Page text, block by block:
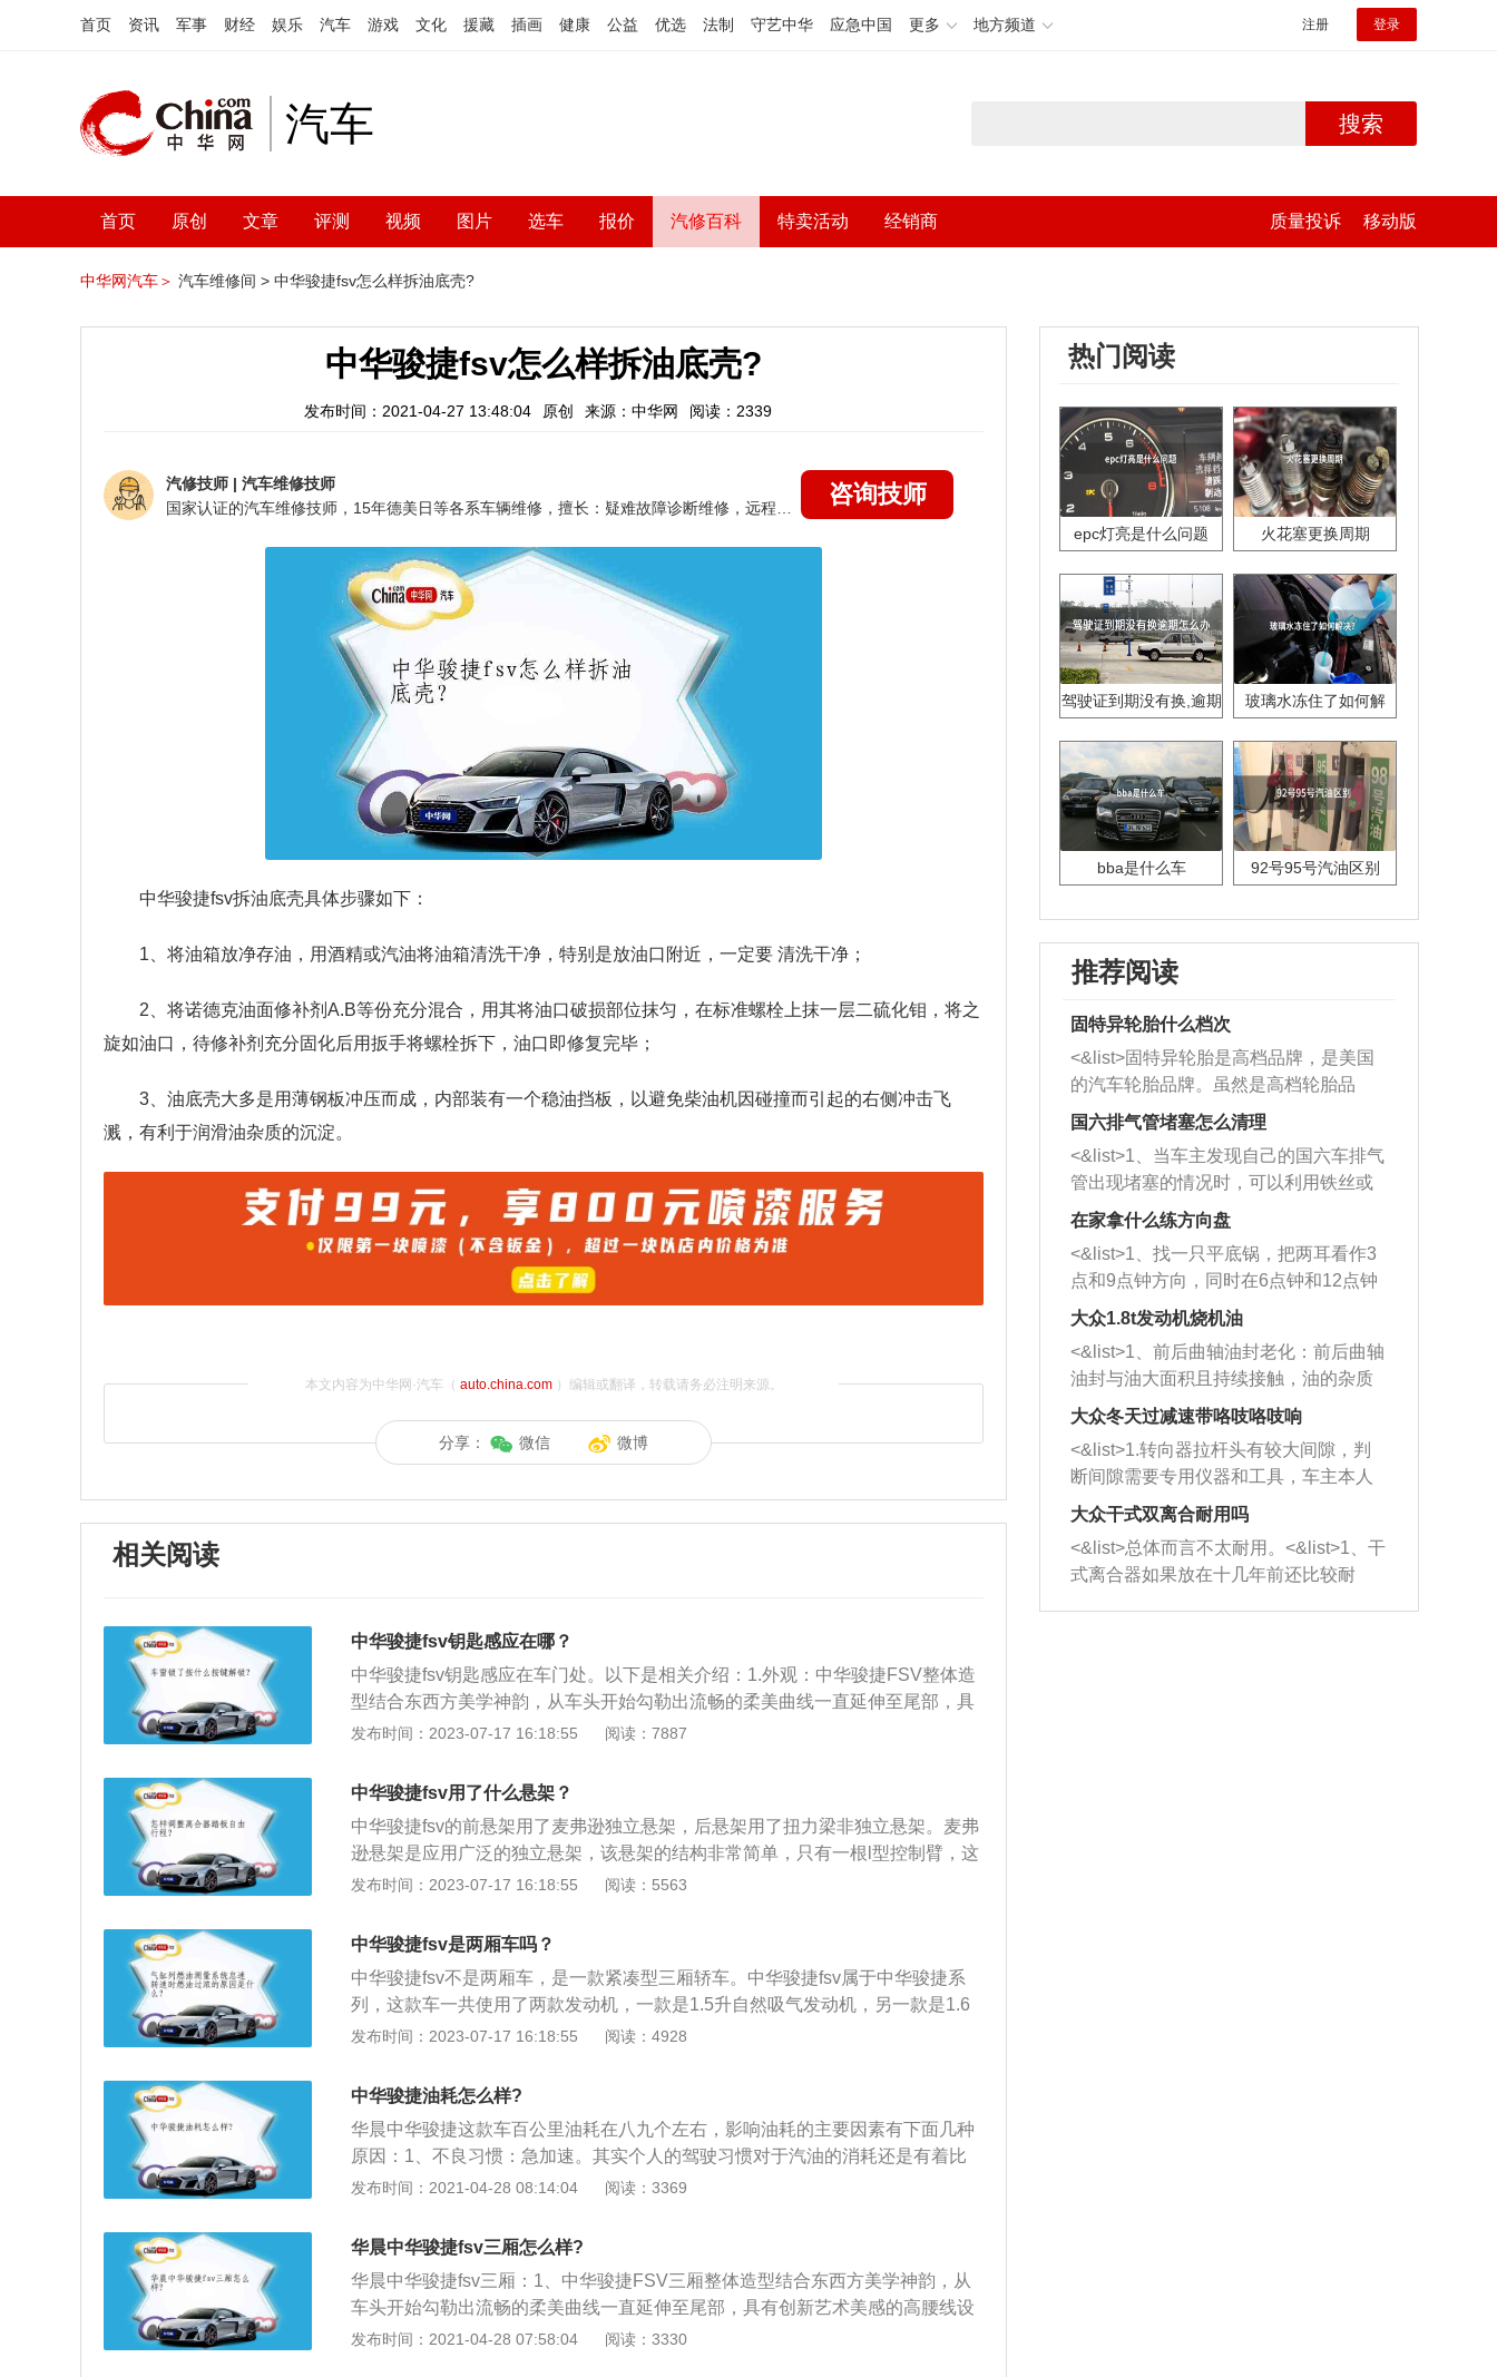
首页 资讯 军事 财经 娱乐 汽车 游戏 文化 援藏 插画 健康 公益 优选 法制 守艺中华 应急中国 更多 地方频道 注册 登录
汽车 搜索
首页 原创 文章 评测 视频 图片 选车 报价 汽修百科 特卖活动 经销商 质量投诉 移动版
中华网汽车＞ 汽车维修间 > 中华骏捷fsv怎么样拆油底壳?
中华骏捷fsv怎么样拆油底壳?
发布时间：2021-04-27 13:48:04 原创 来源：中华网 阅读：2339
汽修技师 | 汽车维修技师
咨询技师
中华骏捷fsv拆油底壳具体步骤如下：
1、将油箱放净存油，用酒精或汽油将油箱清洗干净，特别是放油口附近，一定要 清洗干净；
2、将诺德克油面修补剂A.B等份充分混合，用其将油口破损部位抹匀，在标准螺栓上抹一层二硫化钼，将之
旋如油口，待修补剂充分固化后用扳手将螺栓拆下，油口即修复完毕；
3、油底壳大多是用薄钢板冲压而成，内部装有一个稳油挡板，以避免柴油机因碰撞而引起的右侧冲击飞
溅，有利于润滑油杂质的沉淀。
本文内容为中华网·汽车（ auto.china.com）编辑或翻译，转载请务必注明来源。
分享： 微信 微博
相关阅读
中华骏捷fsv钥匙感应在哪？
中华骏捷fsv钥匙感应在车门处。以下是相关介绍：1.外观：中华骏捷FSV整体造
型结合东西方美学神韵，从车头开始勾勒出流畅的柔美曲线一直延伸至尾部，具
有创新艺术美感的高腰线设计，更符合国际流行的造型趋势，为整车更增添时尚
0mm的轴距更是达到B级车的水准。2.内饰：中华骏捷FSV作为一款家用为主的
三厢轿车，舒适乘坐环境仍然是其主要诉求，"黑色+米色"的内饰颜色搭配温馨而
和谐。内饰的调整主要集中在中控台按钮的位置变化上，经过优化后的中控台面
板更符合国人审美。3.动力系统：主推1.5L车型。在该排量中，除最低配手动舒
适型，其他所有车型均搭载三菱4A91S发动机，发动机最大功率为77Kw，约105
发布时间：2023-07-17 16:18:55 阅读：7887
中华骏捷fsv用了什么悬架？
中华骏捷fsv的前悬架用了麦弗逊独立悬架，后悬架用了扭力梁非独立悬架。麦弗
逊悬架是应用广泛的独立悬架，该悬架的结构非常简单，只有一根l型控制臂，这
种悬架几乎不会占用发动机舱空间。中华骏捷fsv是华晨汽车在新a级车平台上开
流畅的柔美曲线一直延伸至尾部。在车身尺寸方面，中华骏捷fsv的长宽高分别为
4648mm、1800mm、1450mm。
发布时间：2023-07-17 16:18:55 阅读：5563
中华骏捷fsv是两厢车吗？
中华骏捷fsv不是两厢车，是一款紧凑型三厢轿车。中华骏捷fsv属于中华骏捷系
列，这款车一共使用了两款发动机，一款是1.5升自然吸气发动机，另一款是1.6
升自然吸气发动机。中华骏捷fsv的1.6升自然吸气发动机有101马力和134牛米的
输出最大扭矩。1.5升自然吸气发动机有102马力和135牛米的扭矩，这款发动机
在每分钟4000到4600转时可以输出最大扭矩，在每分钟5600到6000转时可以输
出最大功率。
发布时间：2023-07-17 16:18:55 阅读：4928
中华骏捷油耗怎么样?
华晨中华骏捷这款车百公里油耗在八九个左右，影响油耗的主要因素有下面几种
原因：1、不良习惯：急加速。其实个人的驾驶习惯对于汽油的消耗还是有着比
较大的影响的，由于机械设计的各种样式，需要运行一段时间才会进入一个比较
中，急加速、急刹车有的时候是炫耀车技，体现汽车性能的好机会，但是你知道
么，这样驾驶会使得你的油耗剧增，是正常驾驶的2-3倍，最佳的驾驶速度最好维
持在60-80km\/h。并且提前观察路面情况，争取可以做到用油门控制车速；2、路
况原因。这个可能和驾驶没有多大的关系，但是对于路线的选择也是省油非常重
要的环节，有的时候，路程远，路况不见得差。因此，在选择路线的时候，尽量
发布时间：2021-04-28 08:14:04 阅读：3369
华晨中华骏捷fsv三厢怎么样?
华晨中华骏捷fsv三厢：1、中华骏捷FSV三厢整体造型结合东西方美学神韵，从
车头开始勾勒出流畅的柔美曲线一直延伸至尾部，具有创新艺术美感的高腰线设
计，更符合国际流行的造型趋势，为整车更增添了时尚动感的元素；2、4510mm
发布时间：2021-04-28 07:58:04 阅读：3330
热门阅读
epc灯亮是什么问题 火花塞更换周期
驾驶证到期没有换,逾期
玻璃水冻住了如何解
bba是什么车 92号95号汽油区别
推荐阅读
固特异轮胎什么档次
<&list>固特异轮胎是高档品牌，是美国
的汽车轮胎品牌。虽然是高档轮胎品
牌，但是中高低端的轮胎都有生产，这
也是为了更好的开拓市场。
国六排气管堵塞怎么清理
<&list>1、当车主发现自己的国六车排气
管出现堵塞的情况时，可以利用铁丝或
者是细棍，直接将杂物给取出来，如果
堵塞情况比较严重，也可以采取应急措
施。 <&list>2、直接利用木棍将所有的
杂物推到排气管里面的位置处，然后将
三元催化器拆解开，就可以将堵塞的东
西取出来。但如果是因为积碳过多引起
的堵塞，就需要将三元催化器泡在草酸
洗剂对堵塞的情况得到解决，将清洗剂
放在燃油箱中，与燃油混合后，车辆启
动时，就可以和汽油一起进入到燃烧
室，最后形成废气排出，就可以让三元
催化器得到清洗，排气管堵塞的情况就
能够得到解决。
在家拿什么练方向盘
<&list>1、找一只平底锅，把两耳看作3
点和9点钟方向，同时在6点钟和12点钟
方向做一个标记。 <&list>2、双手握住
一圈半的练习，往右同样也要打相同的
圈数。 <&list>3、最后强调要反复练
习，这样就可以形成肌肉记忆，在真实
驾驶车辆时，不需要记忆也能打好方
向。
大众1.8t发动机烧机油
<&list>1、前后曲轴油封老化：前后曲轴
油封与油大面积且持续接触，油的杂质
和发动机内持续温度变化使其密封效果
逐渐减弱，导致渗油或漏油。<&list>2、
活塞间隙过大：积碳会使活塞环与缸体
的间隙扩大，导致机油流入燃烧室中，
造成烧机油。<&list>3、机油粘度。使用
机油粘度过小的话，同样会有烧机油现
象，机油粘度过小具有很好的流动性，
大众冬天过减速带咯吱咯吱响
<&list>1.转向器拉杆头有较大间隙，判
断间隙需要专用仪器和工具，车主本人
无法制作，需要将车辆送到修理厂或4s
店；<&list>2.车辆半轴套管防尘罩破
裂，破裂后会出现漏油现象，使半轴磨
损严重，磨损的半轴容易损坏，产生异
响；<&list>3.稳定器的转向胶套和球头
大众干式双离合耐用吗
<&list>总体而言不太耐用。<&list>1、干
式离合器如果放在十几年前还比较耐